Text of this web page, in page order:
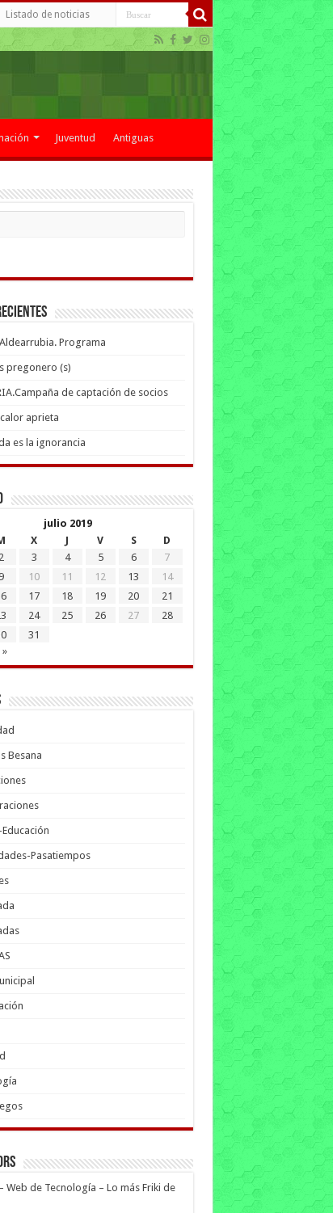
Listado de noticias
Juventud Antiguas
Programa
pregonero (s)
de captación de socios
aprieta
es la ignorancia
julio 2019
X J V S
D
2 3 4 5 6
7
10 11 12 13
14
17 18 19 20
21
24 25 26 27
28
31
Besana
Pasatiempos
Web de Tecnología – Lo más Friki de